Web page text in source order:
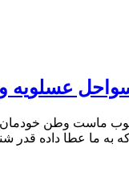
عسلویه
ماست وطن خودمان
به ما عطا داده قدر